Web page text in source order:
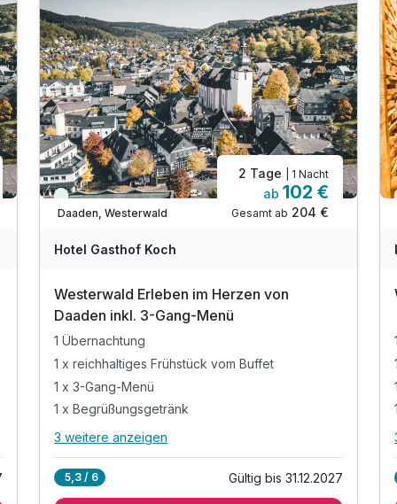
Immer verfügbar
Daaden, Westerwald
2 Tage | 1 Nacht
ab 102 €
Gesamt ab 204 €
Hotel Gasthof Koch
Westerwald Erleben im Herzen von
Daaden inkl. 3-Gang-Menü
1 Übernachtung
1 x reichhaltiges Frühstück vom Buffet
1 x 3-Gang-Menü
1 x Begrüßungsgetränk
Alle Inklusivleistungen
3 weitere anzeigen
5,3 / 6 Gültig bis 31.12.2027